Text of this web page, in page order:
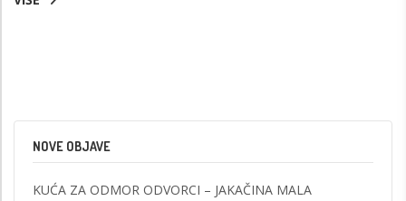
NOVE OBJAVE
KUĆA ZA ODMOR ODVORCI – JAKAČINA MALA